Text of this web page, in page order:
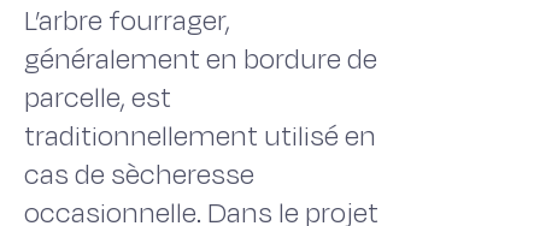
L’arbre fourrager,
généralement en bordure de
parcelle, est
traditionnellement utilisé en
cas de sècheresse
occasionnelle. Dans le projet